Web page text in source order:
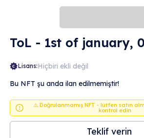
ToL - 1st of january,
Lisans:Hiçbiri ekli değil
Bu NFT şu anda ilan edilmemiştir!
⚠️ Doğrulanmamış NFT - lütfen satın
kontrol edin
Teklif verin